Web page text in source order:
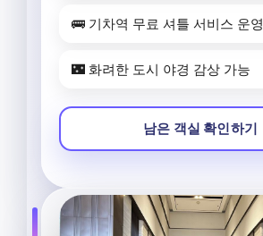
🚌 기차역 무료 셔틀 서비스 운영
🌃 화려한 도시 야경 감상 가능
남은 객실 확인하기